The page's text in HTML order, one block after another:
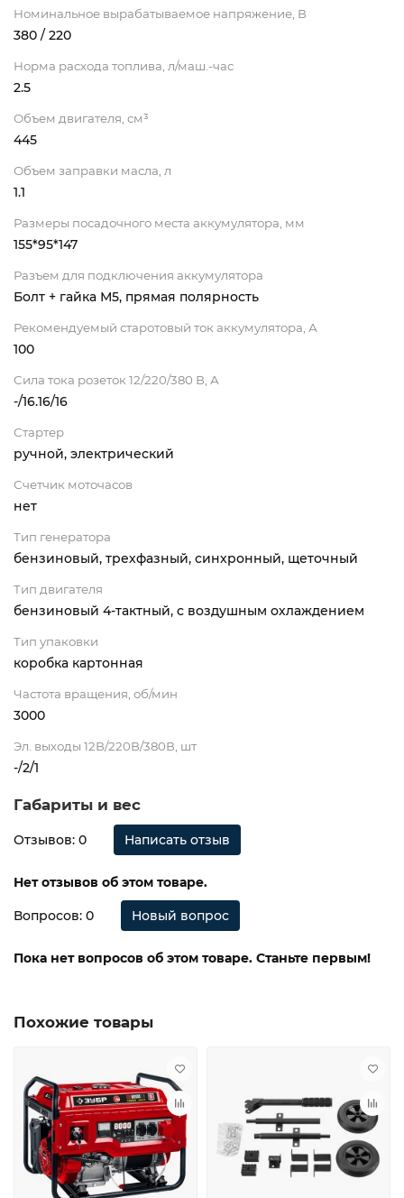
Номинальное вырабатываемое напряжение, В
380 / 220
Норма расхода топлива, л/маш.-час
2.5
Объем двигателя, см³
445
Объем заправки масла, л
1.1
Размеры посадочного места аккумулятора, мм
155*95*147
Разъем для подключения аккумулятора
Болт + гайка М5, прямая полярность
Рекомендуемый старотовый ток аккумулятора, А
100
Сила тока розеток 12/220/380 В, А
-/16.16/16
Стартер
ручной, электрический
Счетчик моточасов
нет
Тип генератора
бензиновый, трехфазный, синхронный, щеточный
Тип двигателя
бензиновый 4-тактный, с воздушным охлаждением
Тип упаковки
коробка картонная
Частота вращения, об/мин
3000
Эл. выходы 12В/220В/380В, шт
-/2/1
Габариты и вес
Отзывов: 0 Написать отзыв
Нет отзывов об этом товаре.
Вопросов: 0 Новый вопрос
Пока нет вопросов об этом товаре. Станьте первым!
Похожие товары